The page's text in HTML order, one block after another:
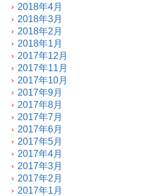
2018年4月
2018年3月
2018年2月
2018年1月
2017年12月
2017年11月
2017年10月
2017年9月
2017年8月
2017年7月
2017年6月
2017年5月
2017年4月
2017年3月
2017年2月
2017年1月